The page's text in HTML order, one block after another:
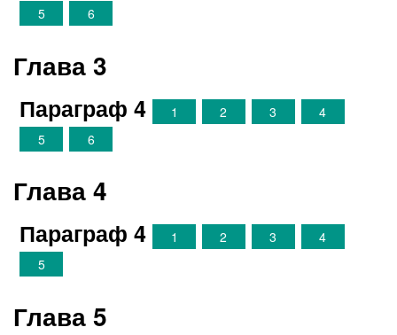
5
6
Глава 3
Параграф 4 1 2 3
4
5
6
Глава 4
Параграф 4 1 2 3
4
5
Глава 5